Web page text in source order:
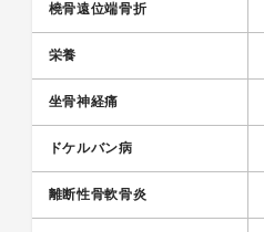
橈骨遠位端骨折
栄養
坐骨神経痛
ドケルバン病
離断性骨軟骨炎